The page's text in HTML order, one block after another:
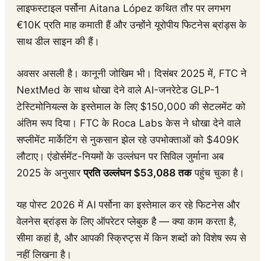
लाइफस्टाइल पर्सोना Aitana López कथित तौर पर लगभग
€10K प्रति माह कमाती हैं और उन्होंने यूरोपीय फिटनेस ब्रांड्स के
साथ डील साइन की हैं।
अवसर असली है। कानूनी जोखिम भी। दिसंबर 2025 में, FTC ने
NextMed के साथ धोखा देने वाले AI-जनरेटेड GLP-1
टेस्टिमोनियल्स के इस्तेमाल के लिए $150,000 की सेटलमेंट को
अंतिम रूप दिया। FTC के Roca Labs केस ने धोखा देने वाले
सप्लीमेंट मार्केटिंग से नुकसान झेल रहे उपभोक्ताओं को $409K
लौटाए। एंडोर्समेंट-नियमों के उल्लंघन पर सिविल जुर्माना अब
2025 के अनुसारप्रति उल्लंघन $53,088 तकपहुंच चुका है।
यह पोस्ट 2026 में AI पर्सोना का इस्तेमाल कर रहे फिटनेस और
वेलनेस ब्रांड्स के लिए ऑपरेटर प्लेबुक है — क्या काम करता है,
सीमा कहां है, और आपकी स्क्रिप्ट्स में किन शब्दों को विशेष रूप से
नहीं लिखना है।